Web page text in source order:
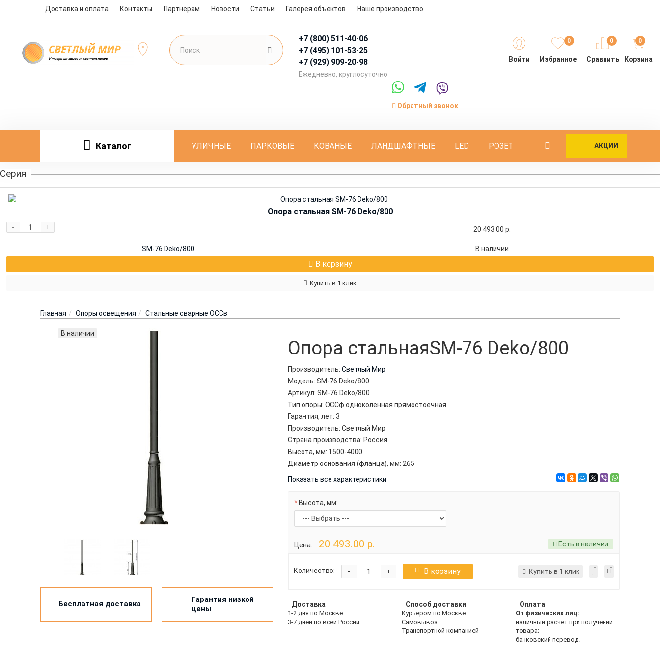
Доставка и оплата Контакты Партнерам Новости Статьи Галерея объектов Наше производство
+7 (800) 511-40-06
+7 (495) 101-53-25
+7 (929) 909-20-98
Eжедневно, круглосуточно
Обратный звонок
Войти Избранное
0
Сравнить
0
Корзина
0
Каталог УЛИЧНЫЕ ПАРКОВЫЕ КОВАНЫЕ ЛАНДШАФТНЫЕ LED РОЗЕТКИ ОПОРЫ ИНТЕРЬЕРНЫЕ
АКЦИИ
Серия
Опора стальная SM-76 Deko/800
- + 20 493.00 р.
SM-76 Deko/800 В наличии
В корзину
Купить в 1 клик
Главная Опоры освещения Стальные сварные ОССв
В наличии
Бесплатная доставка
Гарантия низкой
цены
Опора стальнаяSM-76 Deko/800
Производитель: Светлый Мир
Модель: SM-76 Deko/800
Артикул: SM-76 Deko/800
Тип опоры: ОССф одноколенная прямостоечная
Гарантия, лет: 3
Производитель: Светлый Мир
Страна производства: Россия
Высота, мм: 1500-4000
Диаметр основания (фланца), мм: 265
Показать все характеристики
Высота, мм:
Цена: 20 493.00 р. Есть в наличии
Количество: +
- В корзину Купить в 1 клик
Доставка
1-2 дня по Москве
3-7 дней по всей России
Способ доставки
Курьером по Москве
Самовывоз
Транспортной компанией
Оплата
От физических лиц:
наличный расчет при получении
товара;
банковский перевод.